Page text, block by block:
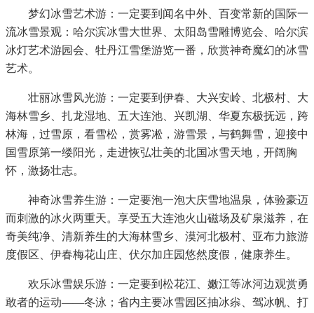
梦幻冰雪艺术游：一定要到闻名中外、百变常新的国际一
流冰雪景观：哈尔滨冰雪大世界、太阳岛雪雕博览会、哈尔滨
冰灯艺术游园会、牡丹江雪堡游览一番，欣赏神奇魔幻的冰雪
艺术。
壮丽冰雪风光游：一定要到伊春、大兴安岭、北极村、大
海林雪乡、扎龙湿地、五大连池、兴凯湖、华夏东极抚远，跨
林海，过雪原，看雪松，赏雾凇，游雪景，与鹤舞雪，迎接中
国雪原第一缕阳光，走进恢弘壮美的北国冰雪天地，开阔胸
怀，激扬壮志。
神奇冰雪养生游：一定要泡一泡大庆雪地温泉，体验豪迈
而刺激的冰火两重天。享受五大连池火山磁场及矿泉滋养，在
奇美纯净、清新养生的大海林雪乡、漠河北极村、亚布力旅游
度假区、伊春梅花山庄、伏尔加庄园悠然度假，健康养生。
欢乐冰雪娱乐游：一定要到松花江、嫩江等冰河边观赏勇
敢者的运动——冬泳；省内主要冰雪园区抽冰尜、驾冰帆、打